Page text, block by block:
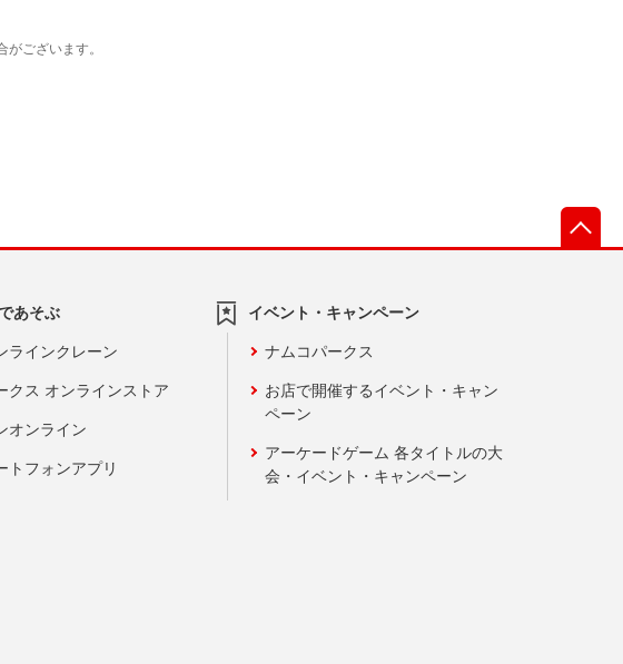
あそぶ
ラインクレーン
クス オンラインストア
オンライン
トフォンアプリ
イベント・キャンペーン
ナムコパークス
お店で開催するイベント・キャン
ペーン
アーケードゲーム 各タイトルの大
会・イベント・キャンペーン